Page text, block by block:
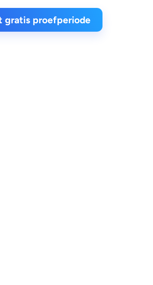
gratis proefperiode